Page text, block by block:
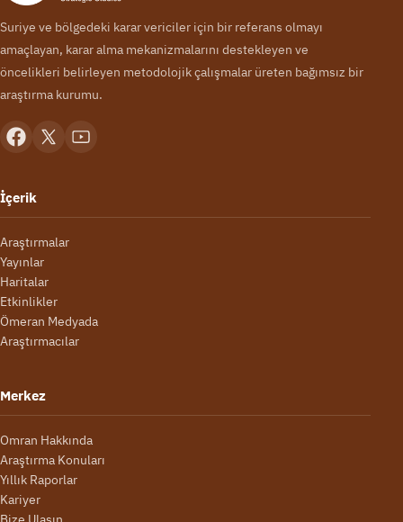
Suriye ve bölgedeki karar vericiler için bir referans olmayı
amaçlayan, karar alma mekanizmalarını destekleyen ve
öncelikleri belirleyen metodolojik çalışmalar üreten bağımsız bir
araştırma kurumu.
İçerik
Araştırmalar
Yayınlar
Haritalar
Etkinlikler
Ömeran Medyada
Araştırmacılar
Merkez
Omran Hakkında
Araştırma Konuları
Yıllık Raporlar
Kariyer